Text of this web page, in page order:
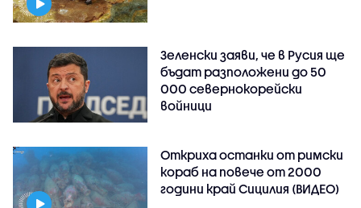
Зеленски заяви, че в Русия ще
бъдат разположени до 50
000 севернокорейски
войници
Откриха останки от римски
кораб на повече от 2000
години край Сицилия (ВИДЕО)